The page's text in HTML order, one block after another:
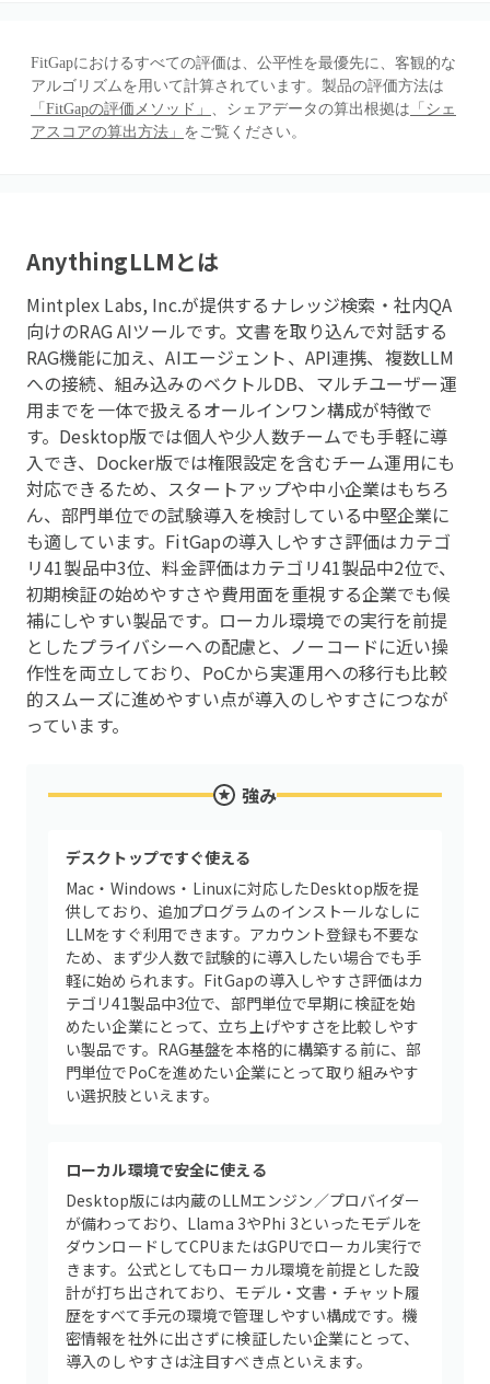
FitGapにおけるすべての評価は、公平性を最優先に、客観的な
アルゴリズムを用いて計算されています。製品の評価方法は
「FitGapの評価メソッド」 、シェアデータの算出根拠は 「シェ
アスコアの算出方法」 をご覧ください。
AnythingLLMとは
Mintplex Labs, Inc.が提供するナレッジ検索・社内QA
向けのRAG AIツールです。文書を取り込んで対話する
RAG機能に加え、AIエージェント、API連携、複数LLM
への接続、組み込みのベクトルDB、マルチユーザー運
用までを一体で扱えるオールインワン構成が特徴で
す。Desktop版では個人や少人数チームでも手軽に導
入でき、Docker版では権限設定を含むチーム運用にも
対応できるため、スタートアップや中小企業はもちろ
ん、部門単位での試験導入を検討している中堅企業に
も適しています。FitGapの導入しやすさ評価はカテゴ
リ41製品中3位、料金評価はカテゴリ41製品中2位で、
初期検証の始めやすさや費用面を重視する企業でも候
補にしやすい製品です。ローカル環境での実行を前提
としたプライバシーへの配慮と、ノーコードに近い操
作性を両立しており、PoCから実運用への移行も比較
的スムーズに進めやすい点が導入のしやすさにつなが
っています。
強み
デスクトップですぐ使える
Mac・Windows・Linuxに対応したDesktop版を提
供しており、追加プログラムのインストールなしに
LLMをすぐ利用できます。アカウント登録も不要な
ため、まず少人数で試験的に導入したい場合でも手
軽に始められます。FitGapの導入しやすさ評価はカ
テゴリ41製品中3位で、部門単位で早期に検証を始
めたい企業にとって、立ち上げやすさを比較しやす
い製品です。RAG基盤を本格的に構築する前に、部
門単位でPoCを進めたい企業にとって取り組みやす
い選択肢といえます。
ローカル環境で安全に使える
Desktop版には内蔵のLLMエンジン／プロバイダー
が備わっており、Llama 3やPhi 3といったモデルを
ダウンロードしてCPUまたはGPUでローカル実行で
きます。公式としてもローカル環境を前提とした設
計が打ち出されており、モデル・文書・チャット履
歴をすべて手元の環境で管理しやすい構成です。機
密情報を社外に出さずに検証したい企業にとって、
導入のしやすさは注目すべき点といえます。